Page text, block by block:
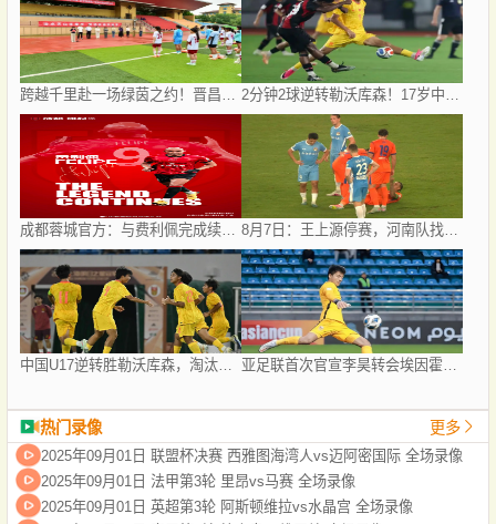
中国U17逆转胜勒沃库森，淘汰赛对阵揭晓：国足将战河床，上海迎战阿森纳 亚足联首次官宣李昊转会埃因霍温引热议，球迷称之为假消息
热门录像 更多
2025年09月01日 联盟杯决赛 西雅图海湾人vs迈阿密国际 全场录像
2025年09月01日 法甲第3轮 里昂vs马赛 全场录像
2025年09月01日 英超第3轮 阿斯顿维拉vs水晶宫 全场录像